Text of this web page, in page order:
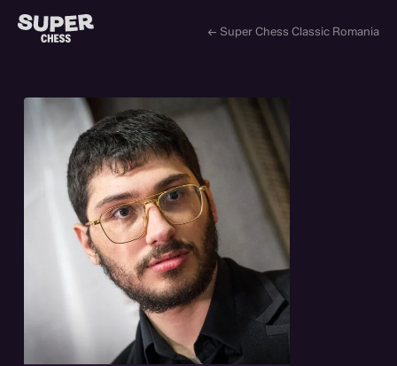
← Super Chess Classic Romania